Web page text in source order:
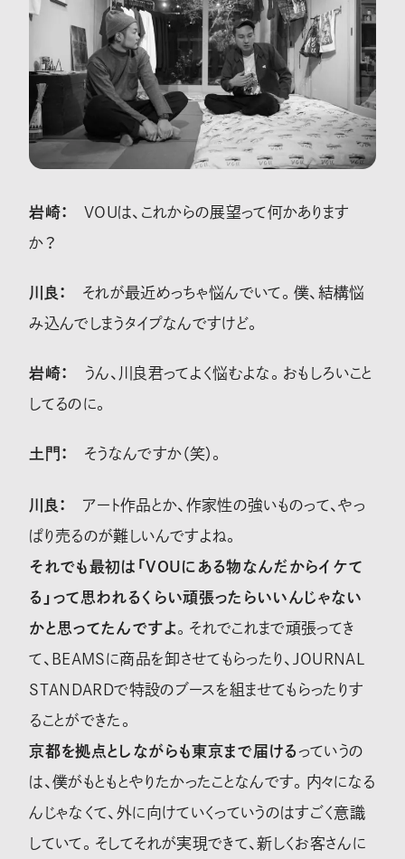
岩崎： VOUは、これからの展望って何かあります
か？
川良： それが最近めっちゃ悩んでいて。僕、結構悩
み込んでしまうタイプなんですけど。
岩崎：
うん、川良君ってよく悩むよな。おもしろいこと
してるのに。
土門： そうなんですか（笑）。
川良： アート作品とか、作家性の強いものって、やっ
ぱり売るのが難しいんですよね。
それでも最初は「VOUにある物なんだからイケて
る」って思われるくらい頑張ったらいいんじゃない
かと思ってたんですよ。それでこれまで頑張ってき
て、BEAMSに商品を卸させてもらったり、JOURNAL
STANDARDで特設のブースを組ませてもらったりす
ることができた。
京都を拠点としながらも東京まで届けるっていうの
は、僕がもともとやりたかったことなんです。内々になる
んじゃなくて、外に向けていくっていうのはすごく意識
していて。そしてそれが実現できて、新しくお客さんに